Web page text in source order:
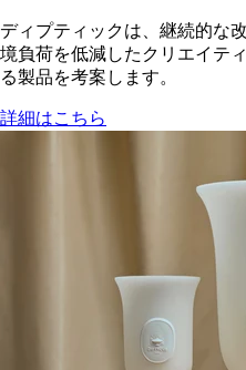
ディプティックは、継続的な
境負荷を低減した​クリエイテ
る製品を考案します。
詳細はこちら